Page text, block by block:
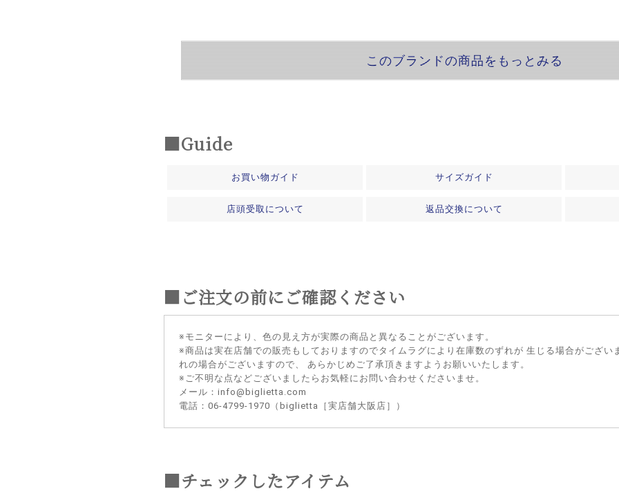
このブランドの商品をもっとみる
■Guide
お買い物ガイド サイズガイド
店頭受取について 返品交換について
■ご注文の前にご確認ください
※モニターにより、色の見え方が実際の商品と異なることがございます。
※商品は実在店舗での販売もしておりますのでタイムラグにより在庫数のずれが 生じる場合がござい
れの場合がございますので、 あらかじめご了承頂きますようお願いいたします。
※ご不明な点などございましたらお気軽にお問い合わせくださいませ。
メール：info@biglietta.com
電話：06-4799-1970（biglietta［実店舗大阪店］）
■チェックしたアイテム